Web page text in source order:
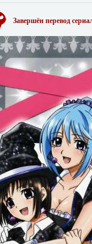
Завершён перевод